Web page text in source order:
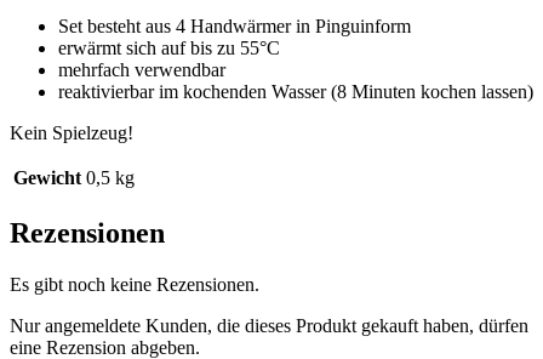
Set besteht aus 4 Handwärmer in Pinguinform
erwärmt sich auf bis zu 55°C
mehrfach verwendbar
reaktivierbar im kochenden Wasser (8 Minuten kochen lassen)
Kein Spielzeug!
Gewicht 0,5 kg
Rezensionen
Es gibt noch keine Rezensionen.
Nur angemeldete Kunden, die dieses Produkt gekauft haben, dürfen
eine Rezension abgeben.